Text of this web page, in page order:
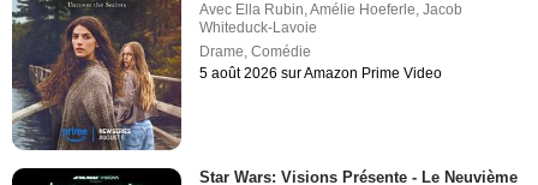
Avec Ella Rubin,Amélie Hoeferle,Jacob
Whiteduck-Lavoie
Drame,Comédie
5 août 2026 sur Amazon Prime Video
Star Wars: Visions Présente - Le Neuvième